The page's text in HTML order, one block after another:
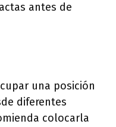
antes de
una posición
diferentes
colocarla